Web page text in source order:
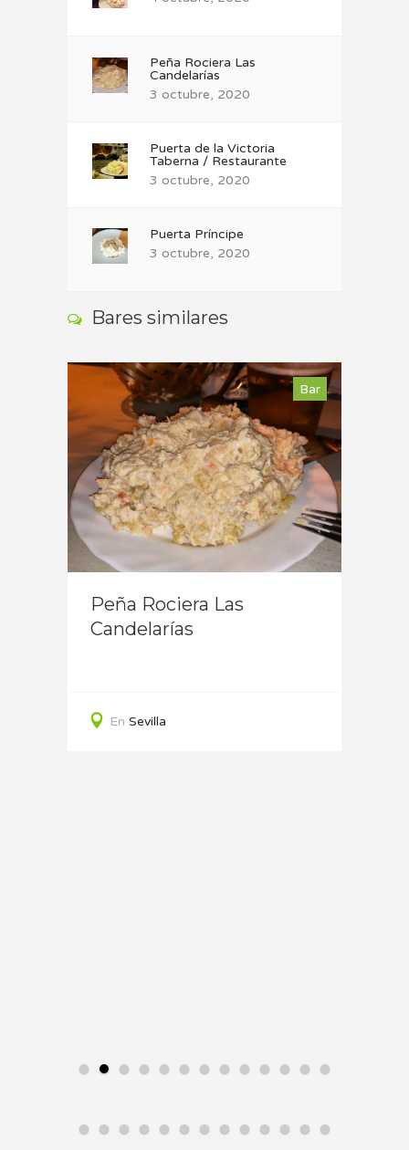
Peña Rociera Las
Candelarías
3 octubre, 2020
Puerta de la Victoria
Taberna / Restaurante
3 octubre, 2020
Puerta Príncipe
3 octubre, 2020
Bares similares
Bar
Peña Rociera Las
Candelarías
En Sevilla